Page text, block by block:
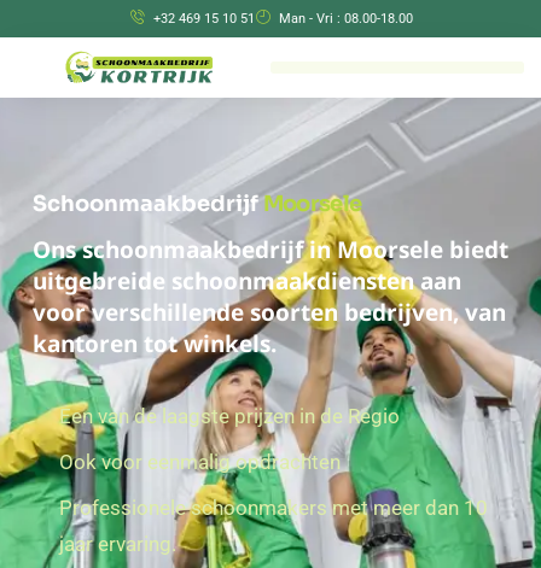
+32 469 15 10 51 Man - Vri : 08.00-18.00
SchoonmaakbedrijfMoorsele
Ons schoonmaakbedrijf in Moorsele biedt
uitgebreide schoonmaakdiensten aan
voor verschillende soorten bedrijven, van
kantoren tot winkels.
Een van de laagste prijzen in de Regio
Ook voor eenmalig opdrachten
Professionele schoonmakers met meer dan 10
jaar ervaring.